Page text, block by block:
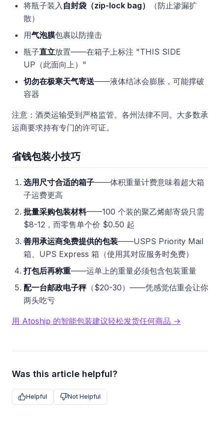
将瓶子装入 自封袋（zip-lock bag）
（防止渗漏扩
散）
用气泡膜包裹以防撞击
瓶子直立放置——在箱子上标注 "THIS SIDE
UP（此面向上）"
切勿在极寒天气寄送——液体结冰会膨胀，可能撑破
容器
注意：酒类运输受到严格监管。各州法律不同。大多数承
运商要求持有专门的许可证。
省钱包装小技巧
选用尺寸合适的箱子——体积重量计费意味着超大箱
子运费更高
批量采购包装材料——100 个装的聚乙烯邮寄袋只需
$8-12，而零售单个价 $0.50 起
善用承运商免费提供的包装——USPS Priority Mail
箱、UPS Express 箱（使用其对应服务时免费）
打包后再称重——运单上的重量必须包含包装重量
配一台邮政电子秤（$20-30）——凭感觉估重会让你
两头吃亏
用 Atoship 的智能包装建议轻松发货任何商品 →
Was this article helpful?
Helpful Not Helpful